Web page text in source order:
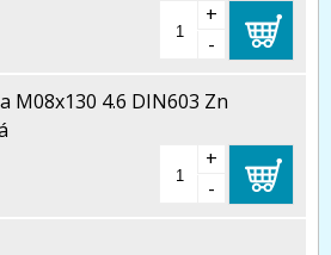
+
-
M08x130 4.6 DIN603 Zn
+
-